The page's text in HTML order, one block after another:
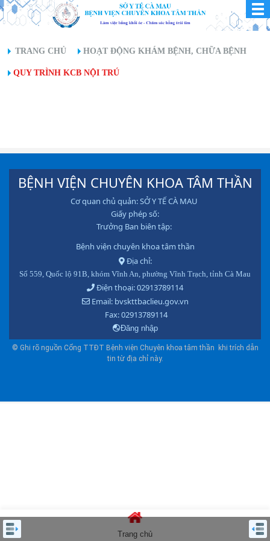
TRANG CHỦ HOẠT ĐỘNG KHÁM BỆNH, CHỮA BỆNH
QUY TRÌNH KCB NỘI TRÚ
BỆNH VIỆN CHUYÊN KHOA TÂM THẦN
Cơ quan chủ quản: SỞ Y TẾ CÀ MAU
Giấy phép số:
Trưởng Ban biên tập:
Bệnh viện chuyên khoa tâm thần
Địa chỉ:
Số 559, Quốc lộ 91B, khóm Vĩnh An, phường Vĩnh Trạch, tỉnh Cà Mau
Điện thoại: 02913789114
Email: bvskttbaclieu.gov.vn
Fax: 02913789114
Đăng nhập
© Ghi rõ nguồn Cổng TTĐT Bệnh viện Chuyên khoa tâm thần khi trích dẫn
tin từ địa chỉ này.
Trang chủ